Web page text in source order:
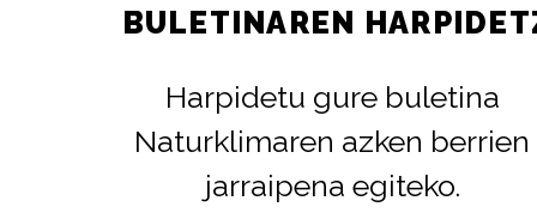
BULETINAREN
Harpidetu gure buletina
Naturklimaren azken berrien
jarraipena egiteko.